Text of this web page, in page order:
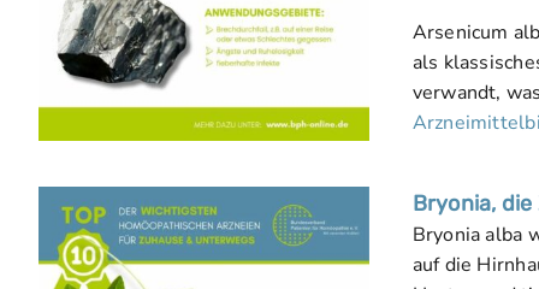
Arsenicum
als
verwandt,
Bryonia,
Bryonia alba
auf die